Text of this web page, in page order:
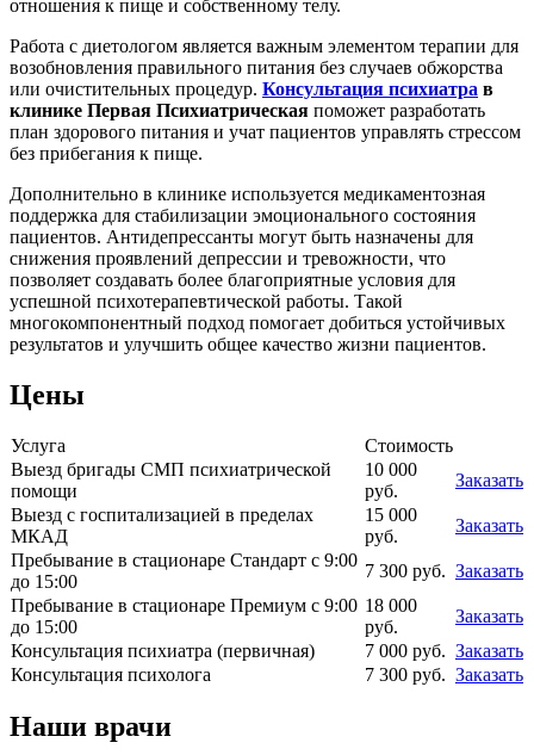
отношения к пище и собственному телу.
Работа с диетологом является важным элементом терапии для
возобновления правильного питания без случаев обжорства
или очистительных процедур. Консультация психиатра в
клинике Первая Психиатрическая поможет разработать
план здорового питания и учат пациентов управлять стрессом
без прибегания к пище.
Дополнительно в клинике используется медикаментозная
поддержка для стабилизации эмоционального состояния
пациентов. Антидепрессанты могут быть назначены для
снижения проявлений депрессии и тревожности, что
позволяет создавать более благоприятные условия для
успешной психотерапевтической работы. Такой
многокомпонентный подход помогает добиться устойчивых
результатов и улучшить общее качество жизни пациентов.
Цены
Услуга
Стоимость
Выезд бригады СМП психиатрической
помощи
10 000
руб.
Заказать
Выезд с госпитализацией в пределах
МКАД
15 000
руб.
Заказать
Пребывание в стационаре Стандарт с 9:00
до 15:00
7 300 руб. Заказать
Пребывание в стационаре Премиум с 9:00
до 15:00
18 000
руб.
Заказать
Консультация психиатра (первичная)
7 000 руб. Заказать
Консультация психолога
7 300 руб. Заказать
Наши врачи